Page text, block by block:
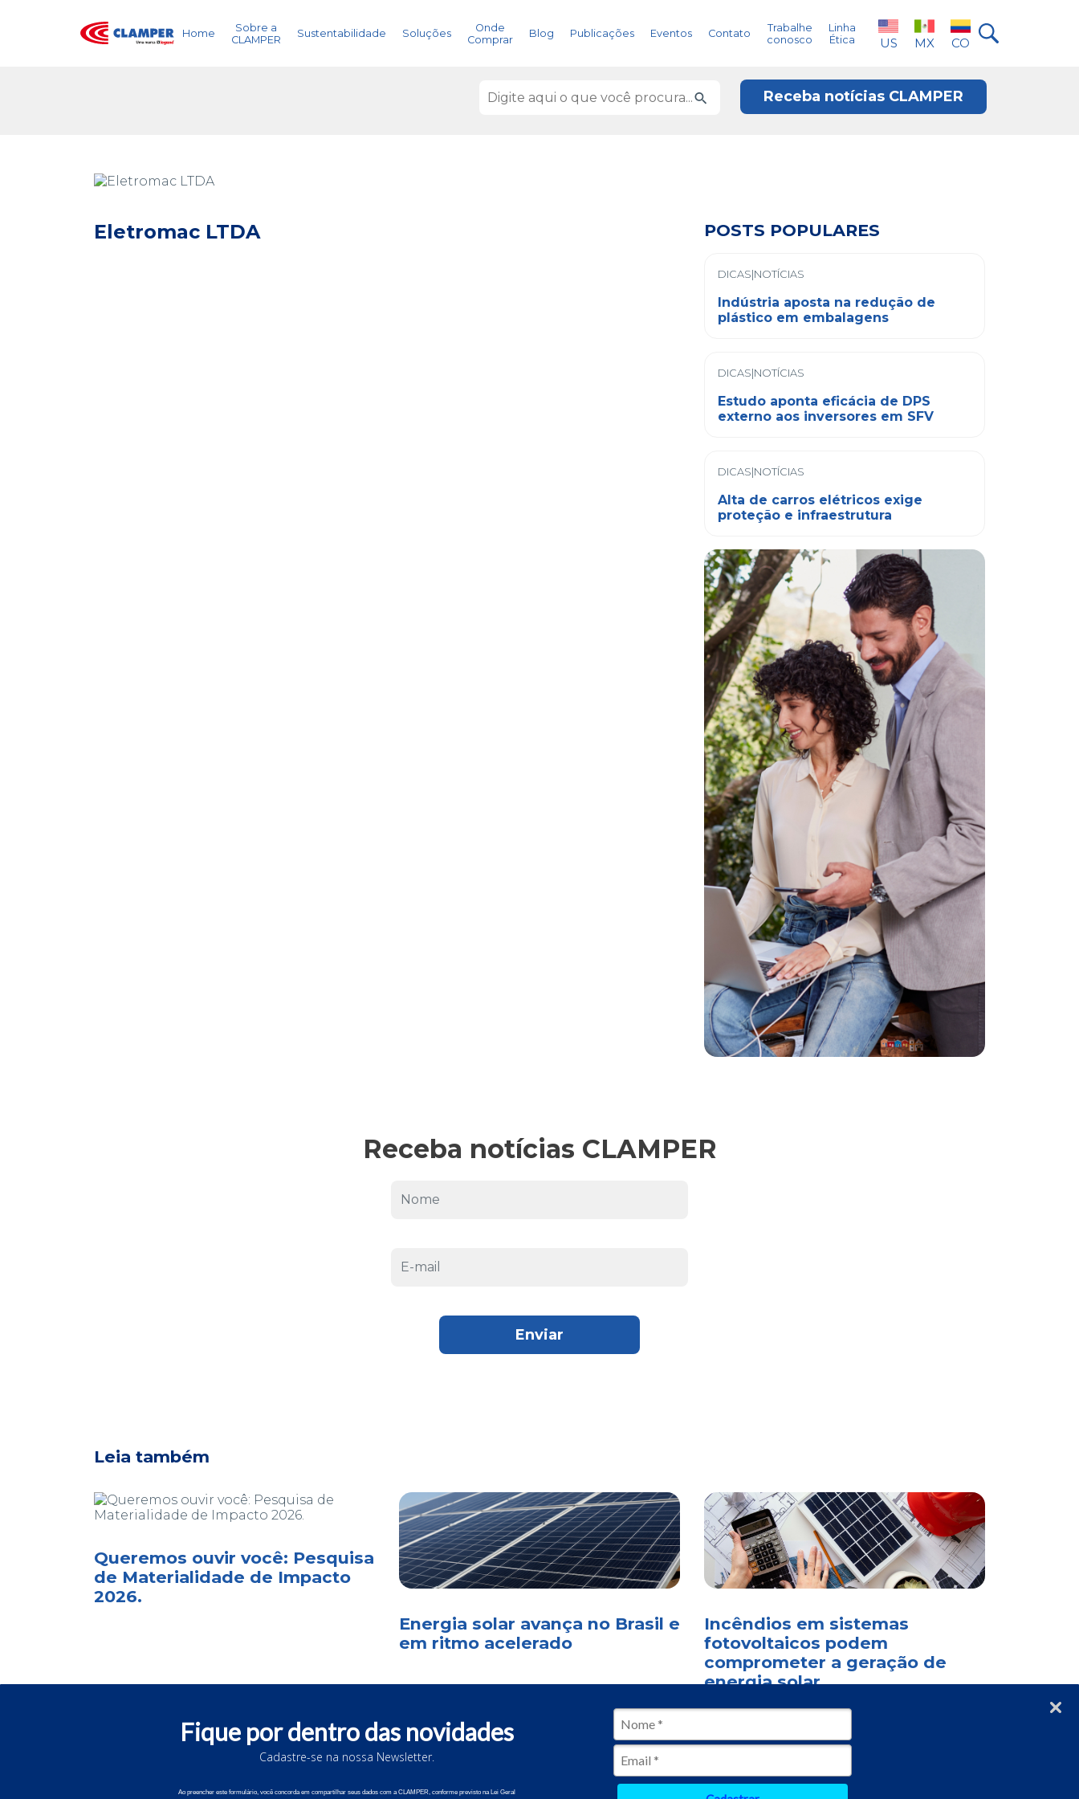
Fique por dentro das novidades
Cadastre-se na nossa Newsletter.
Ao preencher este formulário, você concorda em compartilhar seus dados com a CLAMPER, conforme previsto na Lei Geral
Home
Sobre a
CLAMPER
Sustentabilidade Soluções
Onde
Comprar
Blog Publicações Eventos Contato
Trabalhe
conosco
Linha
Ética
US MX CO
Receba notícias CLAMPER
Eletromac LTDA POSTS POPULARES
DICAS|NOTÍCIAS
Indústria aposta na redução de
plástico em embalagens
DICAS|NOTÍCIAS
Estudo aponta eficácia de DPS
externo aos inversores em SFV
DICAS|NOTÍCIAS
Alta de carros elétricos exige
proteção e infraestrutura
Receba notícias CLAMPER
Leia também
Queremos ouvir você: Pesquisa
de Materialidade de Impacto
2026.
Energia solar avança no Brasil e
em ritmo acelerado
Incêndios em sistemas
fotovoltaicos podem
comprometer a geração de
energia solar